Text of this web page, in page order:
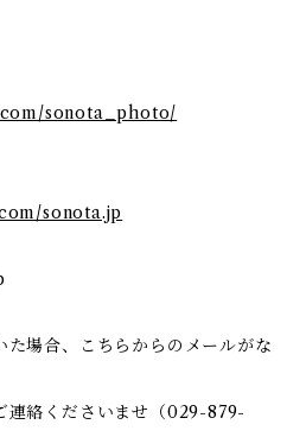
sonota_photo/
sonota.jp
場合、こちらからのメールがな
連絡くださいませ（029-879-